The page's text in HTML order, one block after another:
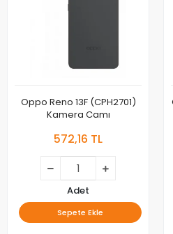
Oppo Reno 13F (CPH2701)
Kamera Camı
572,16 TL
Adet
Sepete Ekle